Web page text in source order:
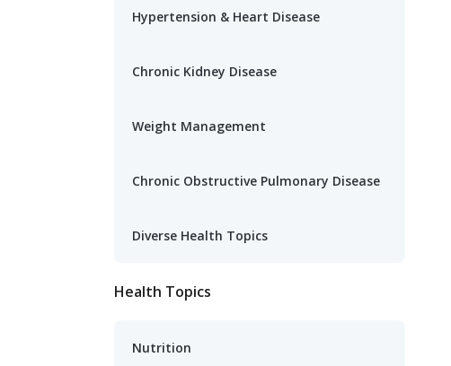
Hypertension & Heart Disease
Chronic Kidney Disease
Weight Management
Chronic Obstructive Pulmonary Disease
Diverse Health Topics
Health Topics
Nutrition